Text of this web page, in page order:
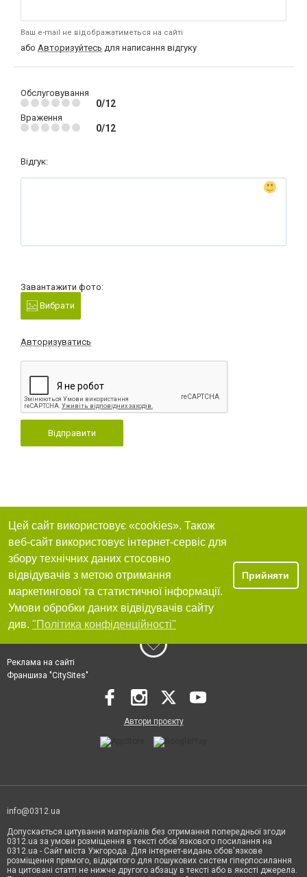
Ваш e-mail не відображатиметься на сайті
або Авторизуйтесь для написання відгуку
Обслуговування
0/12
Враження
0/12
Відгук:
Завантажити фото:
Вибрати
Авторизуватись
Відправити
Цей сайт використовує «cookies». Також
веб-сайт використовує інтернет-сервіс для
збору технічних даних стосовно
відвідувачів з метою отримання
маркетингової та статистичної інформації.
Умови обробки даних відвідувачів сайту
див. "Політика конфіденційності"
Прийняти
Реклама на сайті
Франшиза "CitySites"
Автори проєкту
info@0312.ua
Допускається цитування матеріалів без отримання попередньої згоди
0312.ua за умови розміщення в тексті обов'язкового посилання на
0312.ua - Сайт міста Ужгорода. Для інтернет-видань обов'язкове
розміщення прямого, відкритого для пошукових систем гіперпосилання
на цитовані статті не нижче другого абзацу в тексті або в якості джерела.